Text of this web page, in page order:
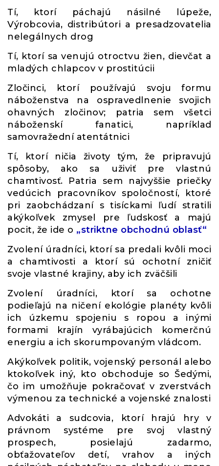
Tí, ktorí páchajú násilné lúpeže,
Výrobcovia, distribútori a presadzovatelia
nelegálnych drog
Tí, ktorí sa venujú otroctvu žien, dievčat a
mladých chlapcov v prostitúcii
Zločinci, ktorí používajú svoju formu
náboženstva na ospravedlnenie svojich
ohavných zločinov; patria sem všetci
náboženskí fanatici, napríklad
samovražední atentátnici
Tí, ktorí ničia životy tým, že pripravujú
spôsoby, ako sa uživiť pre vlastnú
chamtivosť. Patria sem najvyššie priečky
vedúcich pracovníkov spoločností, ktoré
pri zaobchádzaní s tisíckami ľudí stratili
akýkoľvek zmysel pre ľudskosť a majú
pocit, že ide o „striktne obchodnú oblasť“
Zvolení úradníci, ktorí sa predali kvôli moci
a chamtivosti a ktorí sú ochotní zničiť
svoje vlastné krajiny, aby ich zväčšili
Zvolení úradníci, ktorí sa ochotne
podieľajú na ničení ekológie planéty kvôli
ich úzkemu spojeniu s ropou a inými
formami krajín vyrábajúcich komerčnú
energiu a ich skorumpovaným vládcom.
Akýkoľvek politik, vojenský personál alebo
ktokoľvek iný, kto obchoduje so Šedými,
čo im umožňuje pokračovať v zverstvách
výmenou za technické a vojenské znalosti
Advokáti a sudcovia, ktorí hrajú hry v
právnom systéme pre svoj vlastný
prospech, posielajú zadarmo,
obťažovateľov detí, vrahov a iných